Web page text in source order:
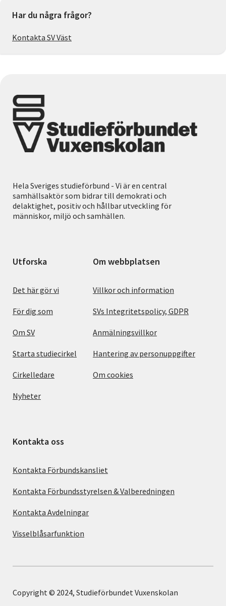
Har du några frågor?
Kontakta SV Väst
Hela Sveriges studieförbund - Vi är en central
samhällsaktör som bidrar till demokrati och
delaktighet, positiv och hållbar utveckling för
människor, miljö och samhällen.
Utforska
Det här gör vi
För dig som
Om SV
Starta studiecirkel
Cirkelledare
Nyheter
Om webbplatsen
Villkor och information
SVs Integritetspolicy, GDPR
Anmälningsvillkor
Hantering av personuppgifter
Om cookies
Kontakta oss
Kontakta Förbundskansliet
Kontakta Förbundsstyrelsen & Valberedningen
Kontakta Avdelningar
Visselblåsarfunktion
Copyright © 2024, Studieförbundet Vuxenskolan